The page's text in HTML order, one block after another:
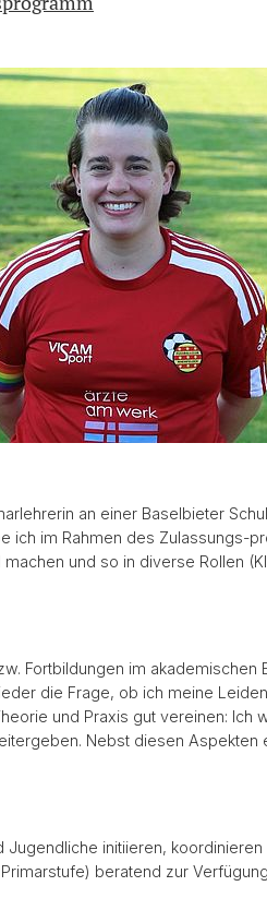
an einer Baselbieter
ich im Rahmen des Zulassungs-
und so in diverse Rollen
Fortbildungen im
die Frage, ob ich meine
und Praxis gut vereinen: Ich
Nebst diesen
initiieren,
beratend zur